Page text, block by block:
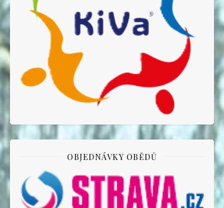
OBJEDNÁVKY OBĚDŮ